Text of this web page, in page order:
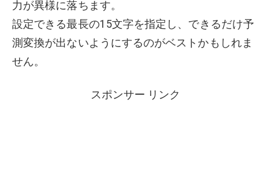
力が異様に落ちます。
設定できる最長の15文字を指定し、できるだけ予
測変換が出ないようにするのがベストかもしれま
せん。
スポンサー リンク